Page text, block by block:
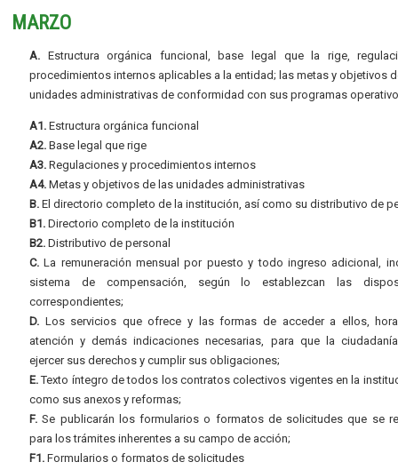
MARZO
A. Estructura orgánica funcional, base legal que la rige,
procedimientos internos aplicables a la entidad; las metas y objetivos
unidades administrativas de conformidad con sus programas
A1. Estructura orgánica funcional
A2. Base legal que rige
A3. Regulaciones y procedimientos internos
A4. Metas y objetivos de las unidades administrativas
B. El directorio completo de la institución, así como su distributivo de
B1. Directorio completo de la institución
B2. Distributivo de personal
C. La remuneración mensual por puesto y todo ingreso adicional,
sistema de compensación, según lo establezcan las
correspondientes;
D. Los servicios que ofrece y las formas de acceder a ellos,
atención y demás indicaciones necesarias, para que la
ejercer sus derechos y cumplir sus obligaciones;
E.Texto íntegro de todos los contratos colectivos vigentes en la
como sus anexos y reformas;
F. Se publicarán los formularios o formatos de solicitudes que se
para los trámites inherentes a su campo de acción;
F1. Formularios o formatos de solicitudes